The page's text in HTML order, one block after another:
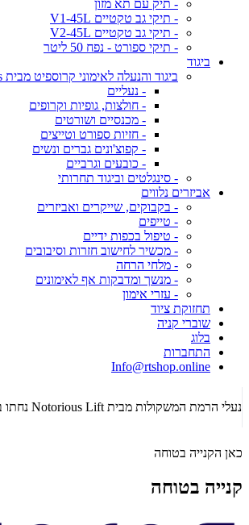
- תיק עם תא מזון
- תיקי גב טקטיים V1-45L
- תיקי גב טקטיים V2-45L
- תיקי ספורט - נפח 50 ליטר
ביגוד
ביגוד והנעלה לאימוני קרוספיט מבית Velites
- נעליים
- חולצות, גופיות וקרופים
- מכנסיים ושורטים
- חזיות ספורט וטייצים
- קפוצ'ונים גברים ונשים
- כובעים וגרביים
- סינגלטים וביגוד תחרותי
אביזרים נלווים
- בקבוקים, שייקרים ואביזרים
- טייפים
- טיפול בכפות ידיים
- מכשיר לחישוב חזרות וסיבובים
- מלחי הרחה
- מנשך ומדבקות אף לאימונים
- עזרי אימון
תחזוקת ציוד
שוברי קניה
בלוג
התחברות
Info@rtshop.online
כאן הקנייה בטוחה
קנייה בטוחה